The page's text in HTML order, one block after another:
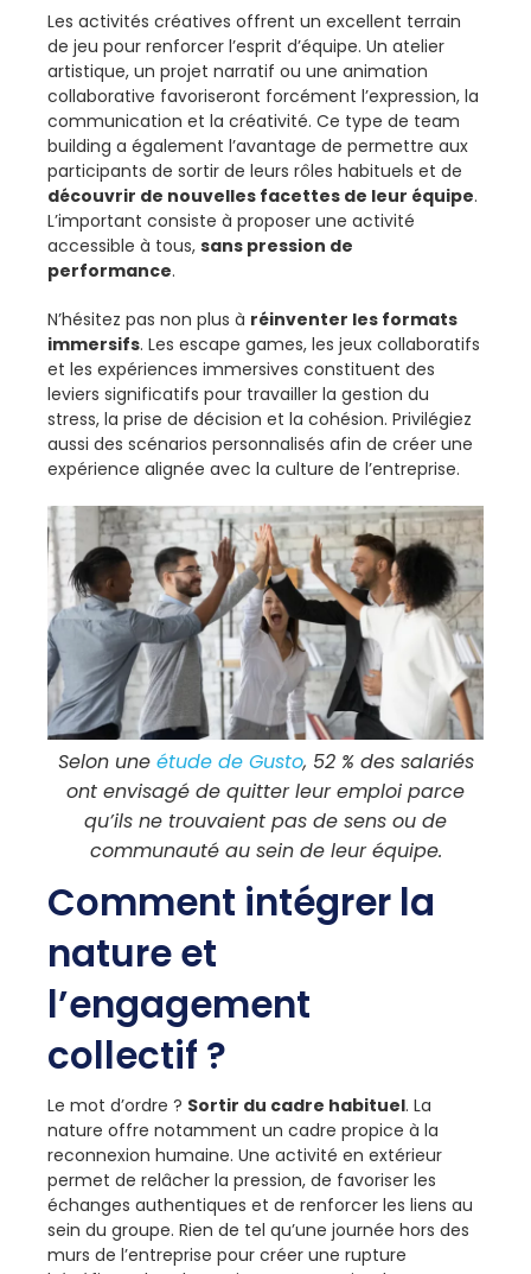
Les activités créatives offrent un excellent terrain
de jeu pour renforcer l’esprit d’équipe. Un atelier
artistique, un projet narratif ou une animation
collaborative favoriseront forcément l’expression, la
communication et la créativité. Ce type de team
building a également l’avantage de permettre aux
participants de sortir de leurs rôles habituels et de
découvrir de nouvelles facettes de leur équipe.
L’important consiste à proposer une activité
accessible à tous, sans pression de
performance.
N’hésitez pas non plus à réinventer les formats
immersifs. Les escape games, les jeux collaboratifs
et les expériences immersives constituent des
leviers significatifs pour travailler la gestion du
stress, la prise de décision et la cohésion. Privilégiez
aussi des scénarios personnalisés afin de créer une
expérience alignée avec la culture de l’entreprise.
Selon une étude de Gusto, 52 % des salariés
ont envisagé de quitter leur emploi parce
qu’ils ne trouvaient pas de sens ou de
communauté au sein de leur équipe.
Comment intégrer la
nature et
l’engagement
collectif ?
Le mot d’ordre ? Sortir du cadre habituel. La
nature offre notamment un cadre propice à la
reconnexion humaine. Une activité en extérieur
permet de relâcher la pression, de favoriser les
échanges authentiques et de renforcer les liens au
sein du groupe. Rien de tel qu’une journée hors des
murs de l’entreprise pour créer une rupture